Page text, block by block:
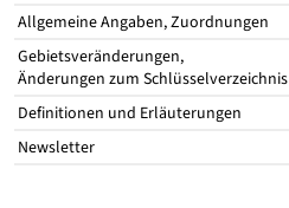
Allgemeine Angaben, Zuordnungen
Gebietsveränderungen,
Änderungen zum Schlüsselverzeichnis
Definitionen und Erläuterungen
Newsletter